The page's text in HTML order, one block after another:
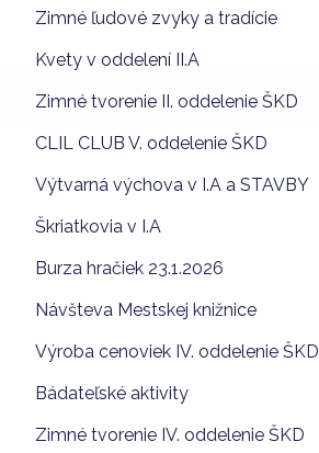
Zimné ľudové zvyky a tradície
Kvety v oddelení II.A
Zimné tvorenie II. oddelenie ŠKD
CLIL CLUB V. oddelenie ŠKD
Výtvarná výchova v I.A a STAVBY
Škriatkovia v I.A
Burza hračiek 23.1.2026
Návšteva Mestskej knižnice
Výroba cenoviek IV. oddelenie ŠKD
Bádateľské aktivity
Zimné tvorenie IV. oddelenie ŠKD